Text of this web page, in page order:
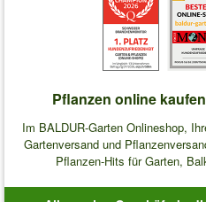
Pflanzen online
Im BALDUR-Garten Onlineshop,
Gartenversand und
Pflanzen-Hits für Garten,